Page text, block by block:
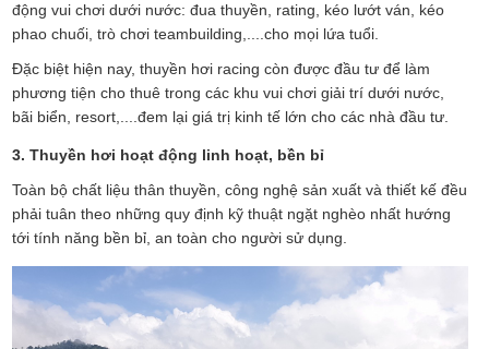
động vui chơi dưới nước: đua thuyền, rating, kéo lướt ván, kéo
phao chuối, trò chơi teambuilding,....cho mọi lứa tuổi.
Đặc biệt hiện nay, thuyền hơi racing còn được đầu tư để làm
phương tiện cho thuê trong các khu vui chơi giải trí dưới nước,
bãi biển, resort,....đem lại giá trị kinh tế lớn cho các nhà đầu tư.
3. Thuyền hơi hoạt động linh hoạt, bền bỉ
Toàn bộ chất liệu thân thuyền, công nghệ sản xuất và thiết kế đều
phải tuân theo những quy định kỹ thuật ngặt nghèo nhất hướng
tới tính năng bền bỉ, an toàn cho người sử dụng.